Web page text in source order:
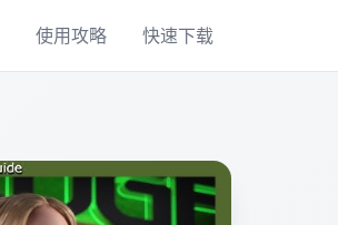
使用攻略 快速下载